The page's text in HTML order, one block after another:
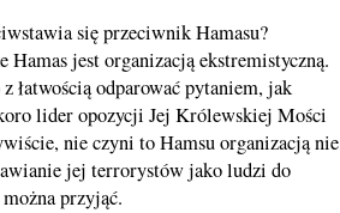
się przeciwnik Hamasu?
Hamas jest organizacją ekstremistyczną.
łatwością odparować pytaniem, jak
lider opozycji Jej Królewskiej Mości
nie czyni to Hamsu organizacją nie
jej terrorystów jako ludzi do
przyjąć.